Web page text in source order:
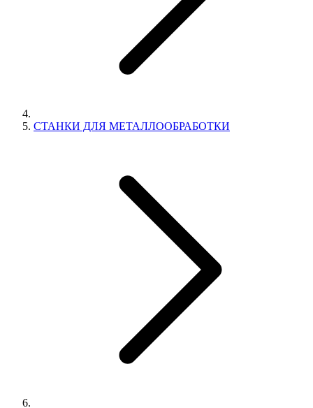
СТАНКИ ДЛЯ МЕТАЛЛООБРАБОТКИ